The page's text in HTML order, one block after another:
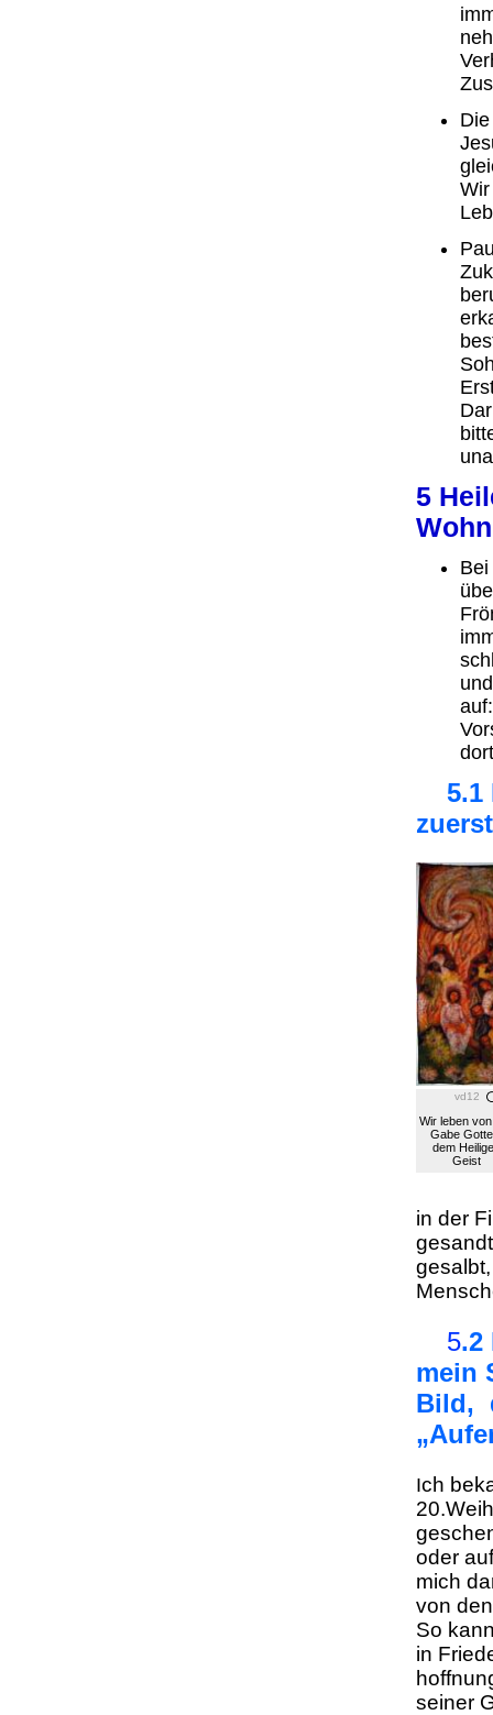
5
5.1
vd12
Wir leben
Gabe
dem
Geist
in der
5.2
mein
Bild,
Ich
oder
mich
von
So
in
seiner